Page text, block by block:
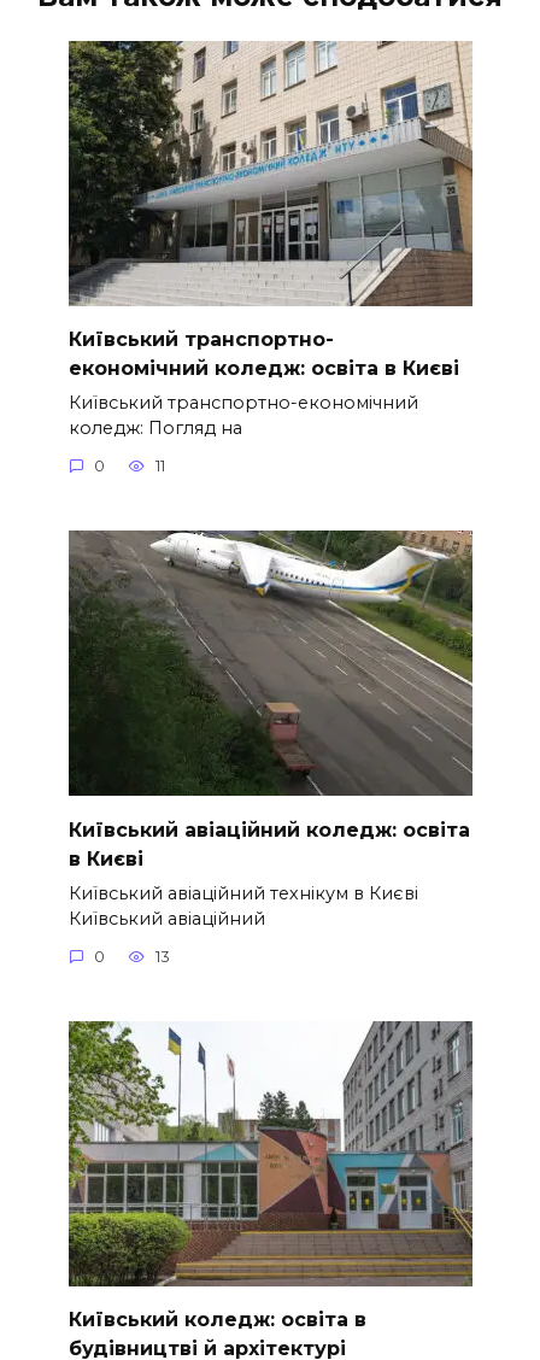
Київський транспортно-
економічний коледж: освіта в Києві
Київський транспортно-економічний
коледж: Погляд на
0 11
Київський авіаційний коледж: освіта
в Києві
Київський авіаційний технікум в Києві
Київський авіаційний
0 13
Київський коледж: освіта в
будівництві й архітектурі